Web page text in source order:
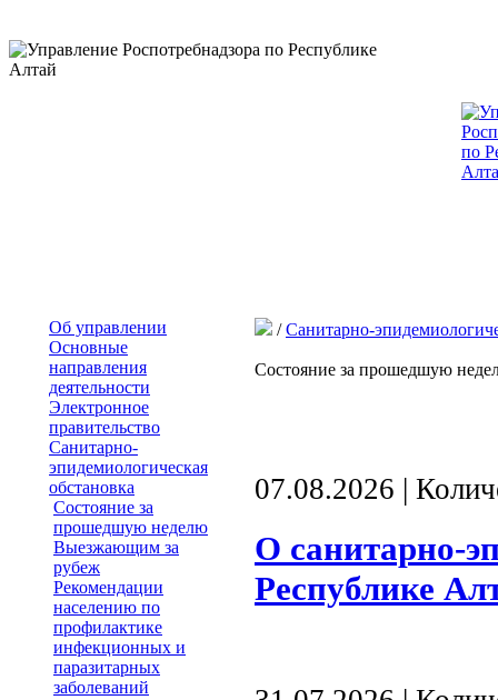
Об управлении
Основные
направления
деятельности
Электронное
правительство
Санитарно-
эпидемиологическая
обстановка
Состояние за
прошедшую неделю
Выезжающим за
рубеж
Рекомендации
населению по
профилактике
инфекционных и
паразитарных
заболеваний
/Санитарно-
Состояние за прошедшую
07.08.2026 |
О санитарно-
Республике